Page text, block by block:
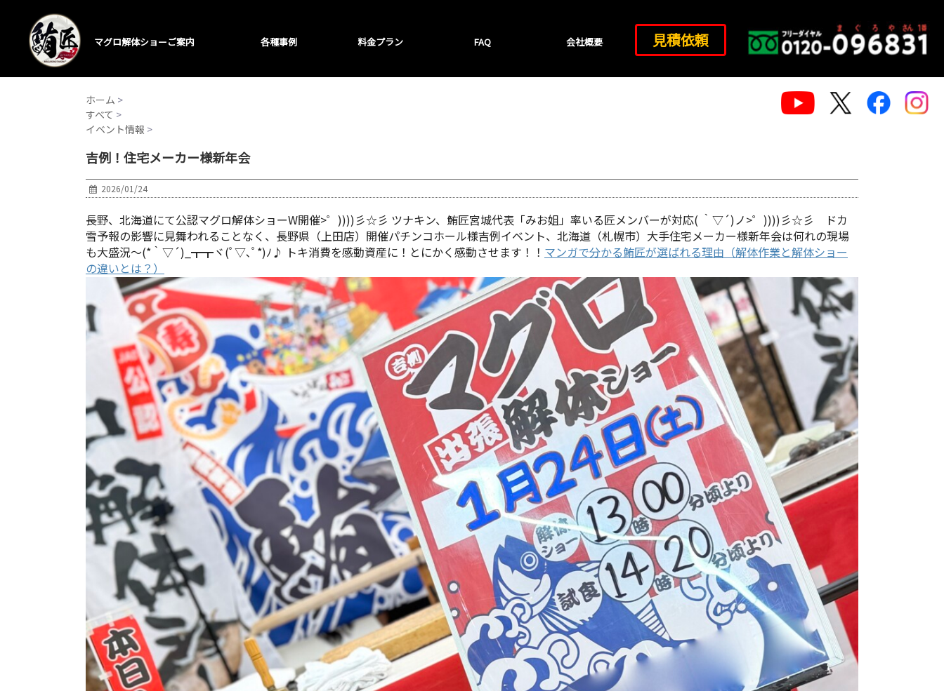
マグロ解体ショーご案内 各種事例 料金プラン FAQ 会社概要 見積依頼
ホーム >
すべて >
イベント情報 >
吉例！住宅メーカー様新年会
2026/01/24
長野、北海道にて公認マグロ解体ショーW開催>゜))))彡☆彡 ツナキン、鮪匠宮城代表「みお姐」率いる匠メンバーが対応( ｀▽´)ノ>゜))))彡☆彡 ドカ
雪予報の影響に見舞われることなく、長野県（上田店）開催パチンコホール様吉例イベント、北海道（札幌市）大手住宅メーカー様新年会は何れの現場
も大盛況～(*｀▽´)_┳┳ヾ(ﾟ▽､ﾟ*)ﾉ♪ トキ消費を感動資産に！とにかく感動させます！！ マンガで分かる鮪匠が選ばれる理由（解体作業と解体ショー
の違いとは？）